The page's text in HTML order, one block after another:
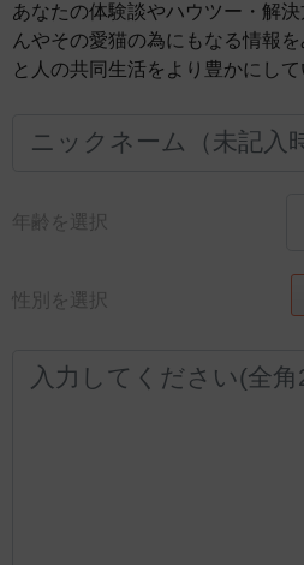
あなたの体験談やハウツー・解
んやその愛猫の為にもなる情報
と人の共同生活をより豊かにして
年齢を選択
性別を選択